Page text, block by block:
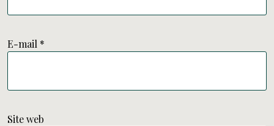
E-mail *
Site web